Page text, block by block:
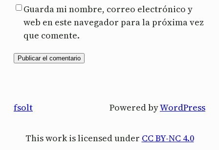
Guarda mi nombre, correo electrónico y
web en este navegador para la próxima vez
que comente.
fsolt Powered byWordPress
This work is licensed under CC BY-NC 4.0